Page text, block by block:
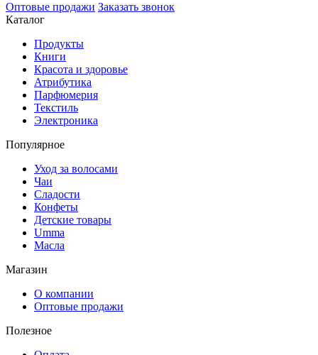
Оптовые продажи Заказать звонок
Каталог
Продукты
Книги
Красота и здоровье
Атрибутика
Парфюмерия
Текстиль
Электроника
Популярное
Уход за волосами
Чаи
Сладости
Конфеты
Детские товары
Umma
Масла
Магазин
О компании
Оптовые продажи
Полезное